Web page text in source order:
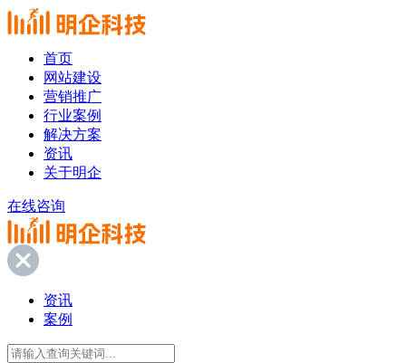
首页
网站建设
营销推广
行业案例
解决方案
资讯
关于明企
在线咨询
资讯
案例